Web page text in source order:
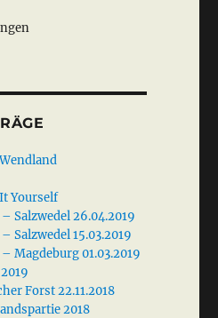
Yourself
Salzwedel 26.04.2019
Salzwedel 15.03.2019
Magdeburg 01.03.2019
Forst 22.11.2018
2018